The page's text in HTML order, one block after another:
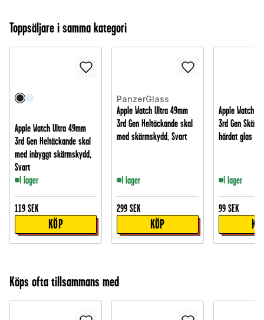
Toppsäljare i samma kategori
Apple Watch Ultra 49mm
3rd Gen Heltäckande skal
med inbyggt skärmskydd,
Svart
I lager
119 SEK
KÖP
PanzerGlass
Apple Watch Ultra 49mm
3rd Gen Heltäckande skal
med skärmskydd, Svart
I lager
299 SEK
KÖP
Apple Watch
3rd Gen
härdat glas
I lager
99 SEK
Köps ofta tillsammans med